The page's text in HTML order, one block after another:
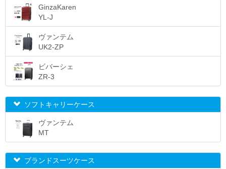
GinzaKaren
YL-J
ヴァンテム
UK2-ZP
ビバーシェ
ZR-3
ソフトキャリーケース
ヴァンテム
MT
ブランドスーツケース